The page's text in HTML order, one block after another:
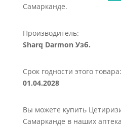
Самарканде.
Производитель:
Sharq Darmon Узб.
Срок годности этого товара:
01.04.2028
Вы можете купить
Самарканде в наших